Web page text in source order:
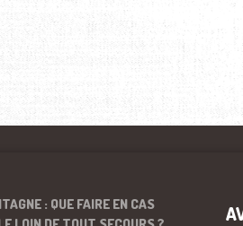
: QUE FAIRE EN CAS